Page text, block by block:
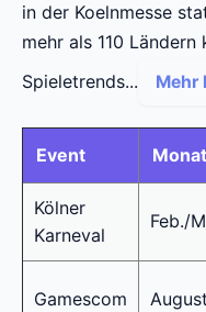
in der Koelnmesse
mehr als 110
Spieletrends...
Mehr
Event Monat
Kölner
Karneval
Feb./
Gamescom August